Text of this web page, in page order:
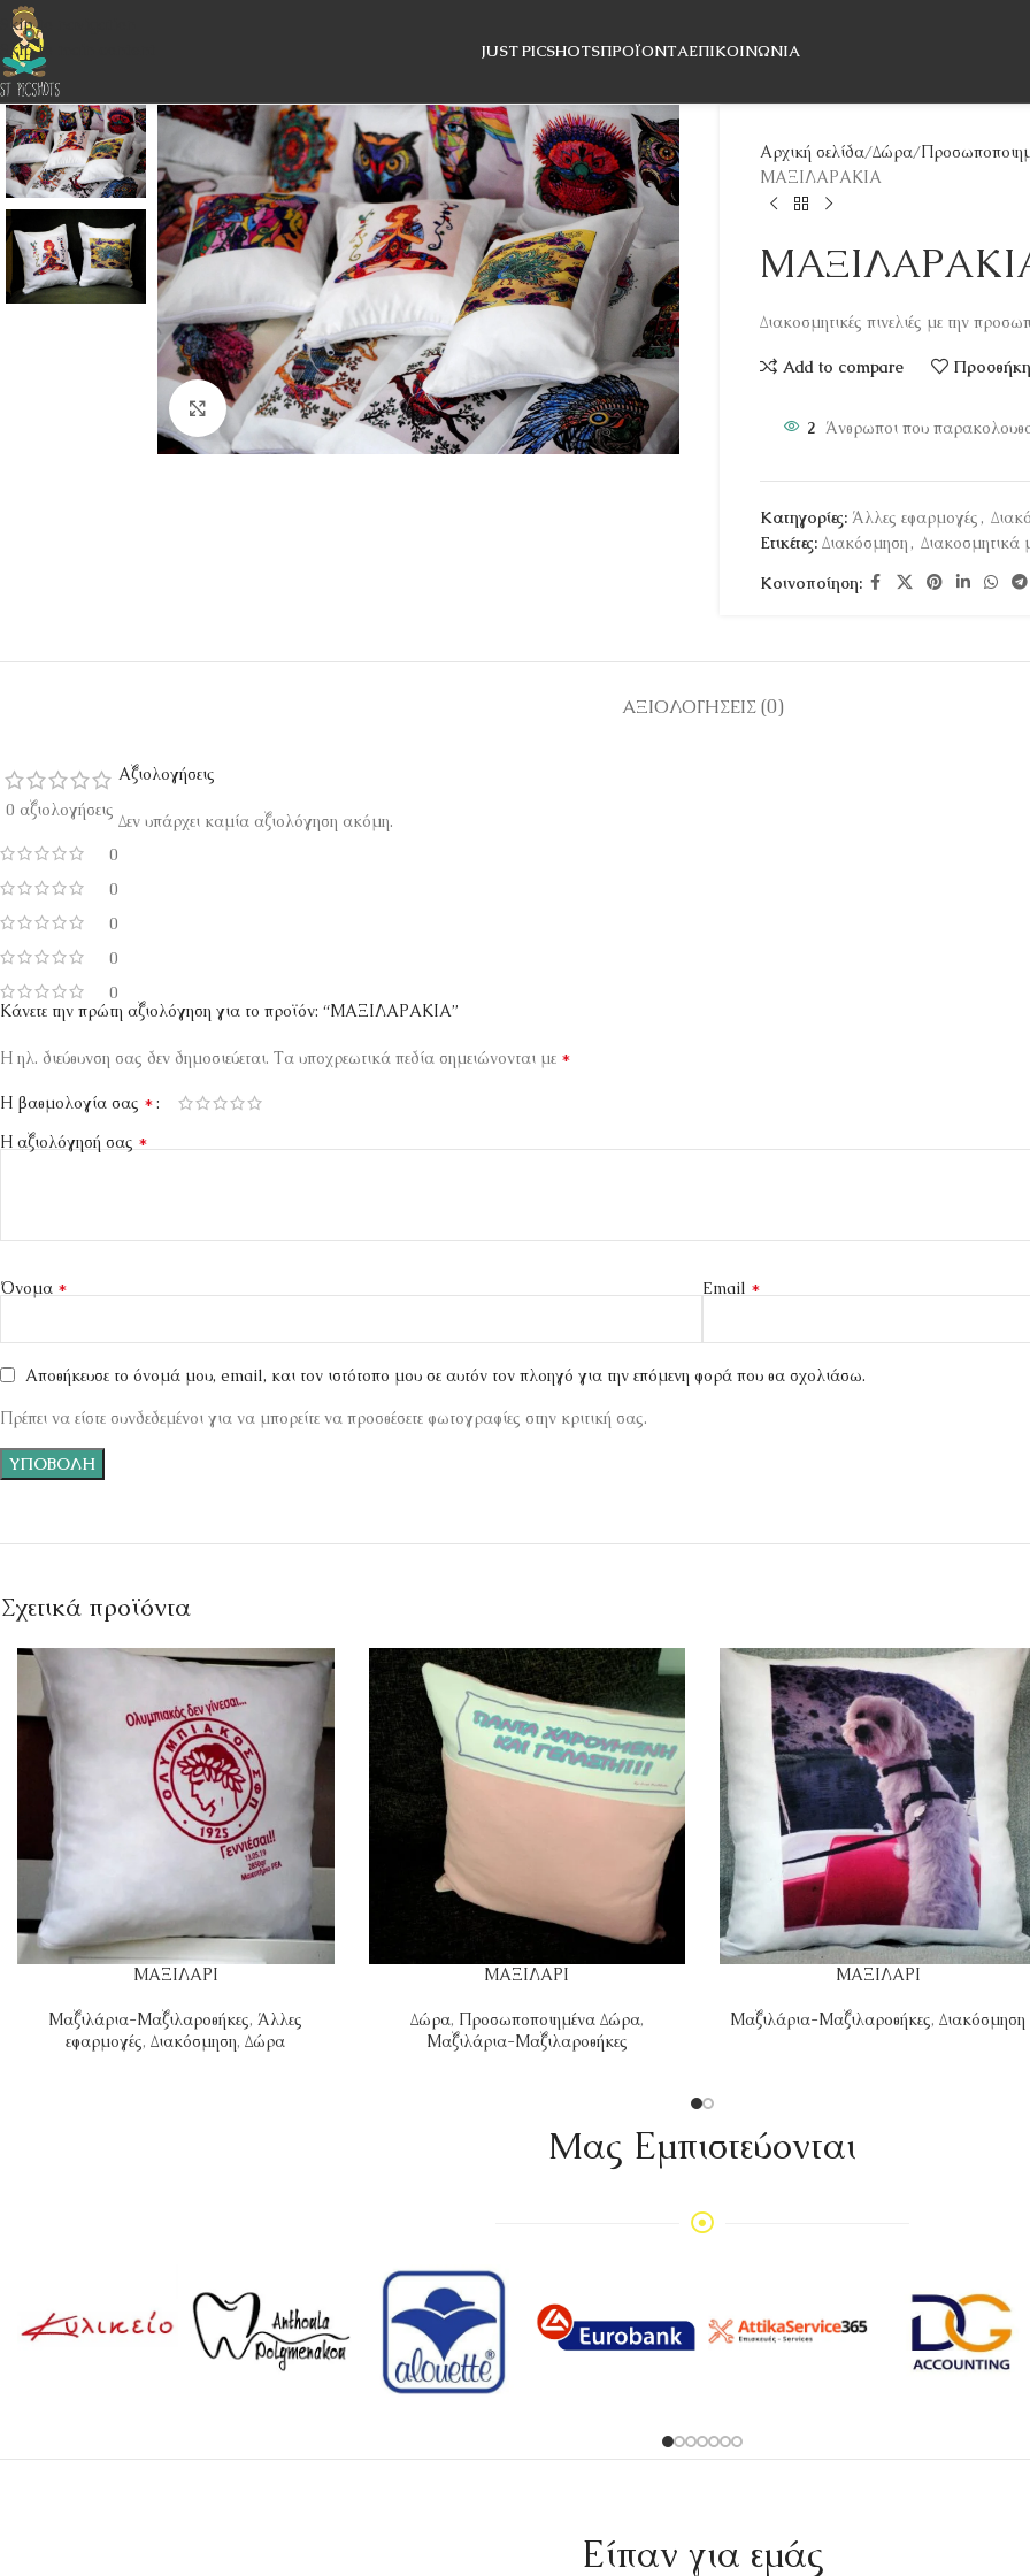
Skip to navigation
Skip to main content
JUST PICSHOTSΠΡΟΪΌΝΤΑΕΠΙΚΟΙΝΩΝΊΑ
Κάντε κλικ για μεγέθυνση
Αρχική σελίδα Δώρα
ΜΑΞΙΛΑΡΑΚΙΑ
Διακοσμητικές πινελιές με την
Add to compare Προσθήκη
2 Άνθρωποι που
Κατηγορίες: Άλλες εφαρμογές ,
Ετικέτες: Διακόσμηση , Διακοσμητικά
Κοινοποίηση:
ΑΞΙΟΛΟΓΉΣΕΙΣ (0)
0 αξιολογήσεις
0
0
0
0
0
Αξιολογήσεις
Δεν υπάρχει καμία αξιολόγηση ακόμη.
Κάνετε την πρώτη αξιολόγηση για το προϊόν: “ΜΑΞΙΛΑΡΑΚΙΑ”
Η ηλ. διεύθυνση σας δεν δημοσιεύεται. Τα υποχρεωτικά πεδία σημειώνονται με *
Η βαθμολογία σας *
Η αξιολόγησή σας *
Όνομα * Email *
Αποθήκευσε το όνομά μου, email, και τον ιστότοπο μου σε αυτόν τον πλοηγό για την επόμενη φορά που θα σχολιάσω.
Πρέπει να είστε συνδεδεμένοι για να μπορείτε να προσθέσετε φωτογραφίες στην κριτική σας.
Σχετικά προϊόντα
ΜΑΞΙΛΑΡΙ
Μαξιλάρια-Μαξιλαροθήκες,Άλλες
εφαρμογές,Διακόσμηση,Δώρα
ΜΑΞΙΛΑΡΙ
Δώρα, Προσωποποιημένα Δώρα,
Μαξιλάρια-Μαξιλαροθήκες
ΜΑΞΙΛΑΡΙ
Μαξιλάρια-Μαξιλαροθήκες,Διακόσμηση
Mας Εμπιστεύονται
Είπαν για εμάς